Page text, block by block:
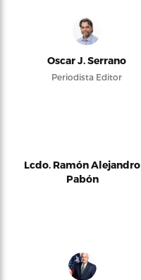
Oscar J. Serrano
Periodista Editor
Lcdo. Ramón Alejandro
Pabón